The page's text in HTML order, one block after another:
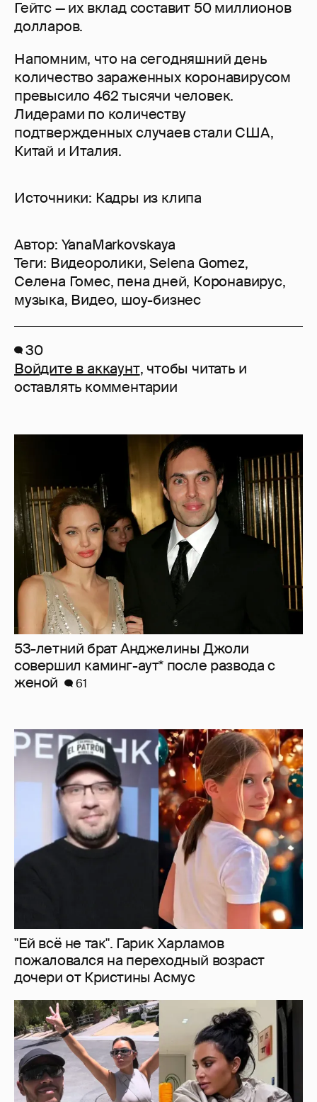
Гейтс — их вклад составит 50 миллионов
долларов.
Напомним, что на сегодняшний день
количество зараженных коронавирусом
превысило 462 тысячи человек.
Лидерами по количеству
подтвержденных случаев стали США,
Китай и Италия.
Источники: Кадры из клипа
Автор: YanaMarkovskaya
Теги: Видеоролики,Selena Gomez,
Селена Гомес, пена дней, Коронавирус,
музыка, Видео, шоу-бизнес
30
Войдите в аккаунт, чтобы читать и
оставлять комментарии
53-летний брат Анджелины Джоли
совершил каминг-аут* после развода с
женой
61
"Ей всё не так". Гарик Харламов
пожаловался на переходный возраст
дочери от Кристины Асмус